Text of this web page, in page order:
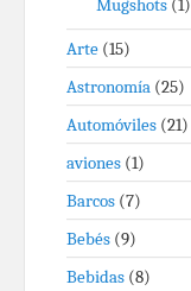
Mugshots (1)
Arte (15)
Astronomía (25)
Automóviles (21)
aviones (1)
Barcos (7)
Bebés (9)
Bebidas (8)